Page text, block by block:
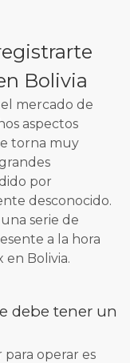
Bolivia
mercado de
aspectos
torna muy
por
desconocido.
serie de
a la hora
Bolivia.
debe tener un
operar es